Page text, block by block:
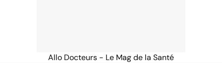
Allo Docteurs - Le Mag de la Santé